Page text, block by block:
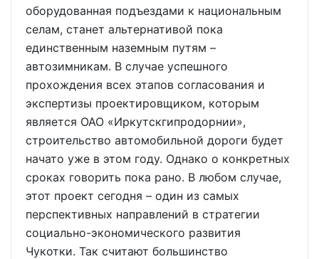
оборудованная подъездами к национальным
селам, станет альтернативой пока
единственным наземным путям –
автозимникам. В случае успешного
прохождения всех этапов согласования и
экспертизы проектировщиком, которым
является ОАО «Иркутскгипродорнии»,
строительство автомобильной дороги будет
начато уже в этом году. Однако о конкретных
сроках говорить пока рано. В любом случае,
этот проект сегодня – один из самых
перспективных направлений в стратегии
социально-экономического развития
Чукотки. Так считают большинство